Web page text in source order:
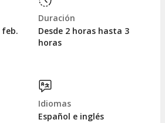
feb.
Duración
Desde 2 horas hasta 3
horas
Idiomas
Español e inglés